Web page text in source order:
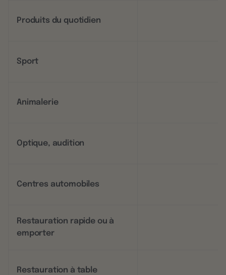
Produits du quotidien
Sport
Animalerie
Optique, audition
Centres automobiles
Restauration rapide ou à
emporter
Restauration à table